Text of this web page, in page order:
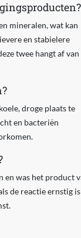
mineralen, wat kan
en stabielere
twee hangt af van
droge plaats te
en bacteriën
en was het product
de reactie ernstig